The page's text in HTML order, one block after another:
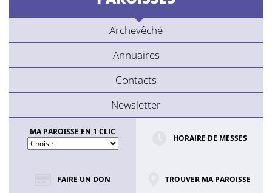
Archevêché
Annuaires
Contacts
Newsletter
MA PAROISSE EN 1 CLIC
HORAIRE DE MESSES
FAIRE UN DON TROUVER MA PAROISSE